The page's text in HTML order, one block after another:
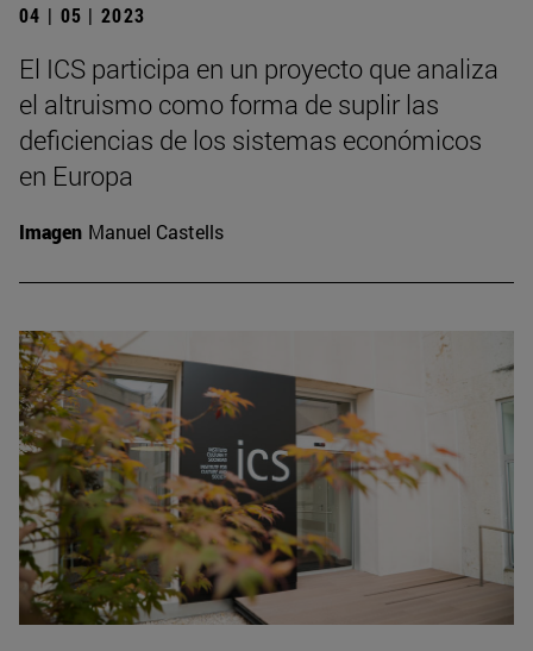
04 | 05 | 2023
El ICS participa en un proyecto que analiza
el altruismo como forma de suplir las
deficiencias de los sistemas económicos
en Europa
Imagen Manuel Castells